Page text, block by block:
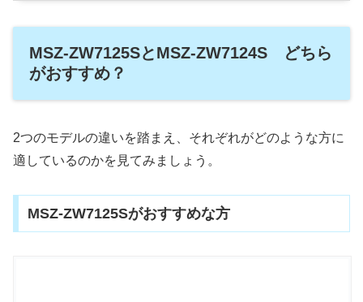
MSZ-ZW7125SとMSZ-ZW7124S どちら
がおすすめ？
2つのモデルの違いを踏まえ、それぞれがどのような方に
適しているのかを見てみましょう。
MSZ-ZW7125Sがおすすめな方